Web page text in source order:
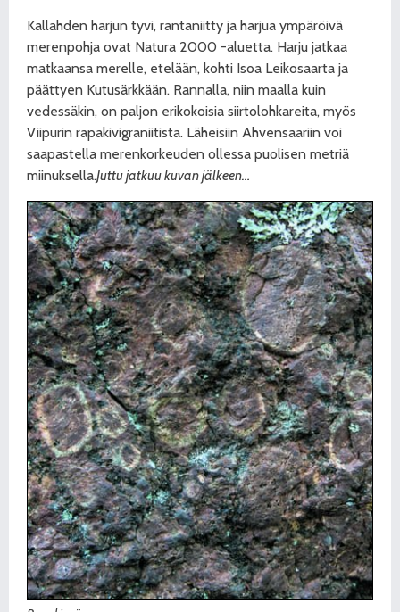
Kallahden harjun tyvi, rantaniitty ja harjua ympäröivä
merenpohja ovat Natura 2000 -aluetta. Harju jatkaa
matkaansa merelle, etelään, kohti Isoa Leikosaarta ja
päättyen Kutusärkkään. Rannalla, niin maalla kuin
vedessäkin, on paljon erikokoisia siirtolohkareita, myös
Viipurin rapakivigraniitista. Läheisiin Ahvensaariin voi
saapastella merenkorkeuden ollessa puolisen metriä
miinuksella.Juttu jatkuu kuvan jälkeen…